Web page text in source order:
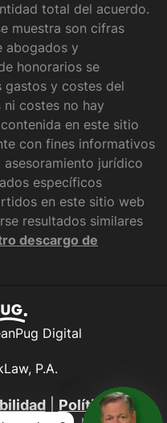
total del acuerdo.
muestra son cifras
abogados y
honorarios se
gastos y costes del
costes no hay
en este sitio
con fines informativos
jurídico
específicos
en este sitio web
resultados similares
descargo de
Digital
P.A.
| Política de